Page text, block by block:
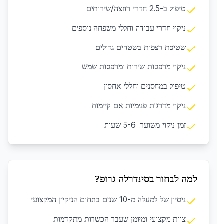
טיפול ב-2.5 חדרי רחצה/שירותים
ניקוי חדרי עבודה וחללי משפחה נוספים
שטיפת רצפות בשטחים גדולים
ניקוי מרפסות שירות ומרפסות שמש
טיפול במחסנים וחללי אחסון
ניקוי מדרגות פנימיות אם קיימות
זמן ניקוי משוער: 5-6 שעות
למה לבחור בסינדרלה גרופ?
ניסיון של למעלה מ-10 שנים בתחום הניקיון המקצועי
צוות מקצועי ומיומן שעבר הכשרות מתקדמות